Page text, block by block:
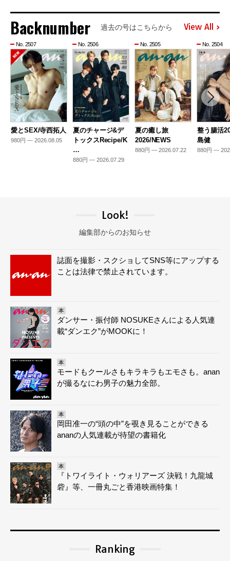
Backnumber 過去の号はこちらから View All
No. 2507
愛とSEX/寺西拓人
980円 — 2026.08.05
No. 2506
夏のチャージ&デ
トックスRecipe/K
…
880円 — 2026.07.29
No. 2505
夏の癒し旅
2026/NEWS
880円 — 2026.07.22
No. 2504
整う腸活
島健
880円 —
Look!
編集部からのお知らせ
誌面を撮影・スクショしてSNS等にアップする
ことは法律で禁止されています。
本
ダンサー・振付師 NOSUKEさんによる人気連
載“ダンエク”がMOOKに！
本
モードもクールさもキラキラもエモさも。anan
が撮るなにわ男子の魅力全部。
本
岡田准一の“頭の中”を覗き見ることができる
ananの人気連載が待望の書籍化
本
『トワイライト・ウォリアーズ 決戦！九龍城
砦』等、一冊丸ごと香港映画特集！
Ranking